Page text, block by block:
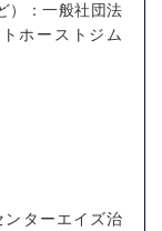
）：一般社団法
ホーストジム
ンターエイズ治